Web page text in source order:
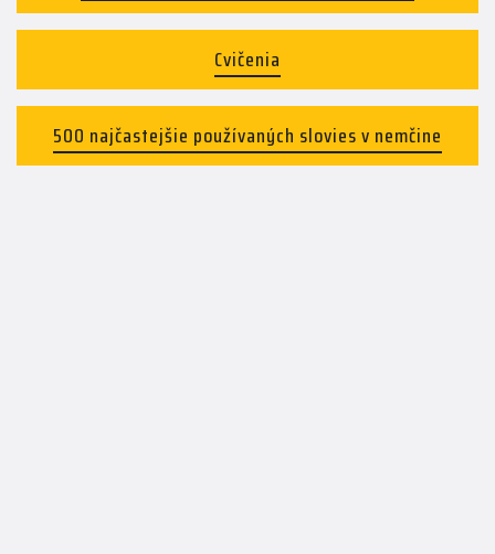
Cvičenia
500 najčastejšie používaných slovies v nemčine